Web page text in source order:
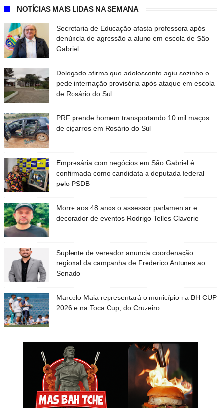
NOTÍCIAS MAIS LIDAS NA SEMANA
Secretaria de Educação afasta professora após
denúncia de agressão a aluno em escola de São
Gabriel
Delegado afirma que adolescente agiu sozinho e
pede internação provisória após ataque em escola
de Rosário do Sul
PRF prende homem transportando 10 mil maços
de cigarros em Rosário do Sul
Empresária com negócios em São Gabriel é
confirmada como candidata a deputada federal
pelo PSDB
Morre aos 48 anos o assessor parlamentar e
decorador de eventos Rodrigo Telles Claverie
Suplente de vereador anuncia coordenação
regional da campanha de Frederico Antunes ao
Senado
Marcelo Maia representará o município na BH CUP
2026 e na Toca Cup, do Cruzeiro